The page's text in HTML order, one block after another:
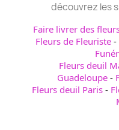
découvrez les
Faire livrer des
Fleurs de Fleuriste -
Fleurs deuil
Guadeloupe -
Fleurs deuil Paris -